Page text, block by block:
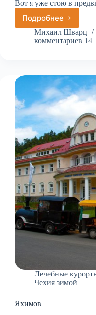
Вот я уже стою в
Подробнее
Винные
и
пивные
Михаил Шварц
комментариев 14
Лечебные
Чехия зимой
Яхимов